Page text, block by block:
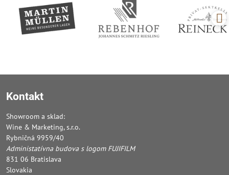
Kontakt
Showroom a sklad:
Wine & Marketing, s.r.o.
Rybničná 9959/40
Administatívna budova s logom FUJIFILM
831 06 Bratislava
Slovakia